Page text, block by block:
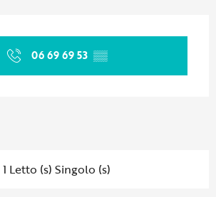
06 69 69 53 ▒▒
1 Letto (s) Singolo (s)